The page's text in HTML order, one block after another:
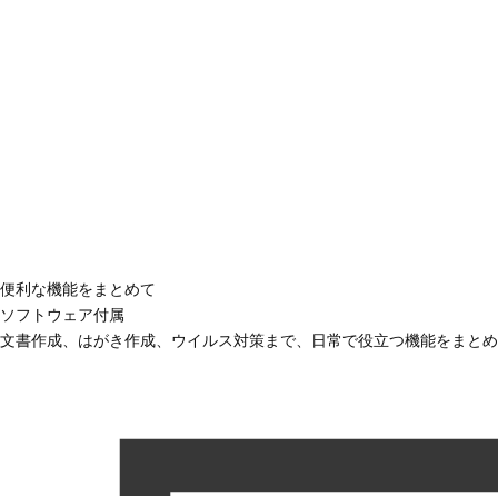
便利な機能をまとめて
ソフトウェア付属
文書作成、はがき作成、ウイルス対策まで、日常で役立つ機能をまと